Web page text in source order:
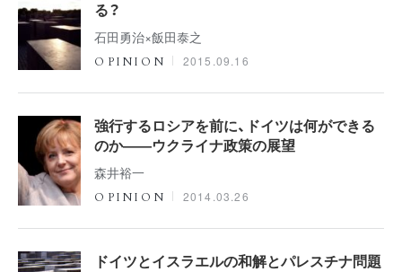
る？
石田勇治×飯田泰之
OPINION 2015.09.16
強行するロシアを前に、ドイツは何ができる
のか――ウクライナ政策の展望
森井裕一
OPINION 2014.03.26
ドイツとイスラエルの和解とパレスチナ問題